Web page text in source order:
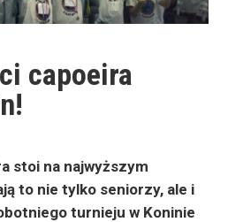
capoeira
stoi na najwyższym
to nie tylko seniorzy, ale i
turnieju w Koninie